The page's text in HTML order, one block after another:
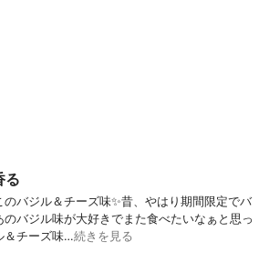
る
バジル＆チーズ味✨昔、やはり期間限定でバ
バジル味が大好きでまた食べたいなぁと思っ
＆チーズ味…続きを見る